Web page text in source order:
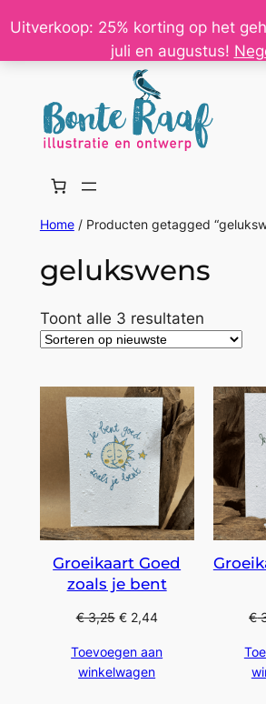
Uitverkoop: 25% korting op het
juli en augustus!
Ga
de
Home/ Producten getagged
gelukswens
Toont alle 3 resultaten
Groeikaart Goed
zoals je bent
€3,25 €2,44
Toevoegen aan
winkelwagen
€